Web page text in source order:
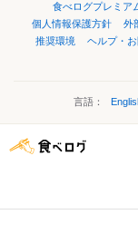
食べログプレミア
個人情報保護方針
外
推奨環境
ヘルプ・
言語：